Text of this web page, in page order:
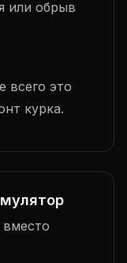
или обрыв
всего это
курка.